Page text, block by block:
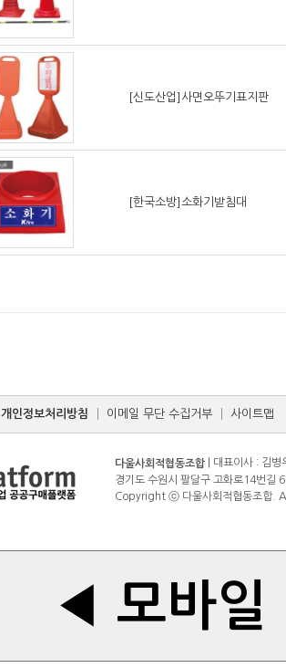
[신도산업]사면오뚜기표지판
[한국소방]소화기받침대
개인정보처리방침 이메일 무단 수집거부 사이트맵
다울사회적협동조합 | 대표이사 : 김
경기도 수원시 팔달구 고화로14번
Copyright ⓒ 다울사회적협동조합.